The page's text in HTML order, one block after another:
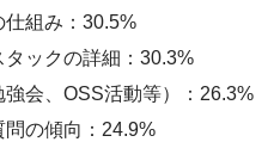
仕組み：30.5%
タックの詳細：30.3%
強会、OSS活動等）：26.3%
問の傾向：24.9%